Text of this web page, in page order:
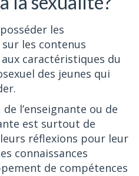
les
les contenus
caractéristiques du
des jeunes qui
l’enseignante ou de
est surtout de
réflexions pour leur
connaissances
de compétences